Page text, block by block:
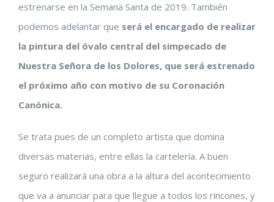
estrenarse en la Semana Santa de 2019. También
podemos adelantar que será el encargado de realizar
la pintura del óvalo central del simpecado de
Nuestra Señora de los Dolores, que será estrenado
el próximo año con motivo de su Coronación
Canónica.
Se trata pues de un completo artista que domina
diversas materias, entre ellas la cartelería. A buen
seguro realizará una obra a la altura del acontecimiento
que va a anunciar para que llegue a todos los rincones, y